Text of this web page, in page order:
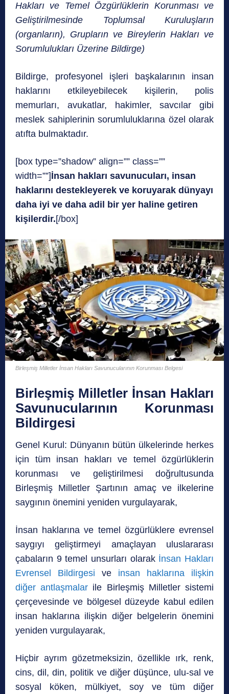
Hakları ve Temel Özgürlüklerin Korunması ve
Geliştirilmesinde Toplumsal Kuruluşların
(organların), Grupların ve Bireylerin Hakları ve
Sorumlulukları Üzerine Bildirge)
Bildirge, profesyonel işleri başkalarının insan
haklarını etkileyebilecek kişilerin, polis
memurları, avukatlar, hakimler, savcılar gibi
meslek sahiplerinin sorumluluklarına özel olarak
atıfta bulmaktadır.
[box type=”shadow” align=”” class=””
width=””]İnsan hakları savunucuları, insan
haklarını destekleyerek ve koruyarak dünyayı
daha iyi ve daha adil bir yer haline getiren
kişilerdir.[/box]
Birleşmiş Milletler İnsan Hakları Savunucularının Korunması Belgesi
Birleşmiş Milletler İnsan Hakları
Savunucularının Korunması
Bildirgesi
Genel Kurul: Dünyanın bütün ülkelerinde herkes
için tüm insan hakları ve temel özgürlüklerin
korunması ve geliştirilmesi doğrultusunda
Birleşmiş Milletler Şartının amaç ve ilkelerine
saygının önemini yeniden vurgulayarak,
İnsan haklarına ve temel özgürlüklere evrensel
saygıyı geliştirmeyi amaçlayan uluslararası
çabaların 9 temel unsurları olarak İnsan Hakları
Evrensel Bildirgesi ve insan haklarına ilişkin
diğer antlaşmalar ile Birleşmiş Milletler sistemi
çerçevesinde ve bölgesel düzeyde kabul edilen
insan haklarına ilişkin diğer belgelerin önemini
yeniden vurgulayarak,
Hiçbir ayrım gözetmeksizin, özellikle ırk, renk,
cins, dil, din, politik ve diğer düşünce, ulu-sal ve
sosyal köken, mülkiyet, soy ve tüm diğer